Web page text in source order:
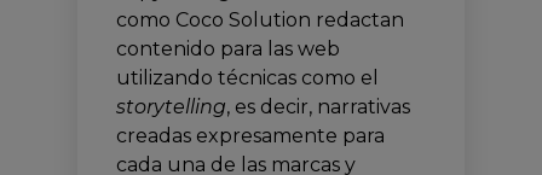
como Coco Solution redactan
contenido para las web
utilizando técnicas como el
storytelling, es decir, narrativas
creadas expresamente para
cada una de las marcas y